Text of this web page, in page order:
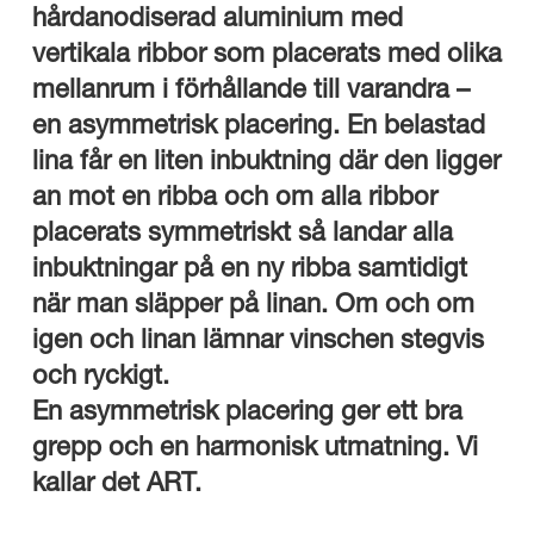
hårdanodiserad aluminium med
vertikala ribbor som placerats med olika
mellanrum i förhållande till varandra –
en asymmetrisk placering. En belastad
lina får en liten inbuktning där den ligger
an mot en ribba och om alla ribbor
placerats symmetriskt så landar alla
inbuktningar på en ny ribba samtidigt
när man släpper på linan. Om och om
igen och linan lämnar vinschen stegvis
och ryckigt.
En asymmetrisk placering ger ett bra
grepp och en harmonisk utmatning. Vi
kallar det ART.